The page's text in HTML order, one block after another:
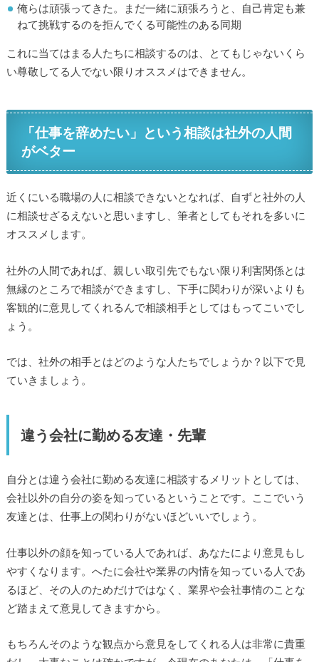
俺らは頑張ってきた。まだ一緒に頑張ろうと、自己肯定も兼
ねて挑戦するのを拒んでくる可能性のある同期
これに当てはまる人たちに相談するのは、とてもじゃないくら
い尊敬してる人でない限りオススメはできません。
「仕事を辞めたい」という相談は社外の人間
がベター
近くにいる職場の人に相談できないとなれば、自ずと社外の人
に相談せざるえないと思いますし、筆者としてもそれを多いに
オススメします。
社外の人間であれば、親しい取引先でもない限り利害関係とは
無縁のところで相談ができますし、下手に関わりが深いよりも
客観的に意見してくれるんで相談相手としてはもってこいでし
ょう。
では、社外の相手とはどのような人たちでしょうか？以下で見
ていきましょう。
違う会社に勤める友達・先輩
自分とは違う会社に勤める友達に相談するメリットとしては、
会社以外の自分の姿を知っているということです。ここでいう
友達とは、仕事上の関わりがないほどいいでしょう。
仕事以外の顔を知っている人であれば、あなたにより意見もし
やすくなります。へたに会社や業界の内情を知っている人であ
るほど、その人のためだけではなく、業界や会社事情のことな
ど踏まえて意見してきますから。
もちろんそのような観点から意見をしてくれる人は非常に貴重